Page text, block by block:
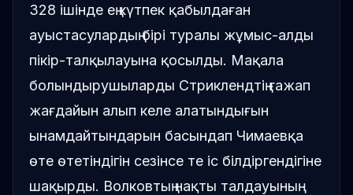
328 ішінде ең күтпек қабылдаған
ауыстасулардың бірі туралы жұмыс-алды
пікір-талқылауына қосылды. Мақала
болындырушыларды Стриклендтің ғажап
жағдайын алып келе алатындығын
ынамдайтындарын басындап Чимаевқа
өте өтетіндігін сезінсе те іс білдіргендігіне
шақырды. Волковтың нақты талдауының